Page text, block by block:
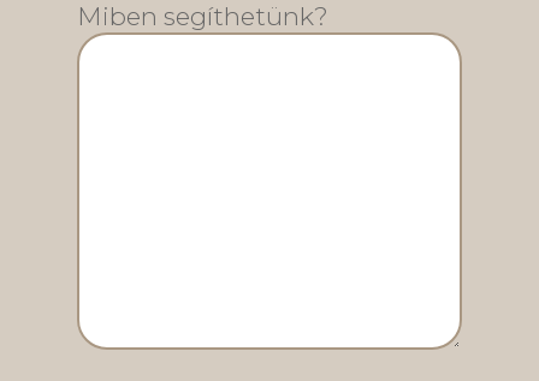
Miben segíthetünk?